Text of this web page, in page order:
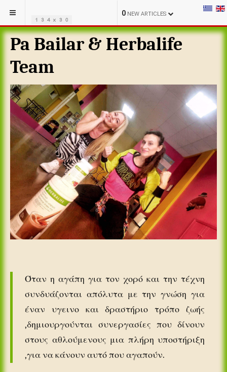
0 NEW ARTICLES
Pa Bailar & Herbalife
Team
Όταν η αγάπη για τον χορό και την τέχνη
συνδυάζονται απόλυτα με την γνώση για
έναν υγεινο και δραστήριο τρόπο ζωής
,δημιουργούνται συνεργασίες που δίνουν
στους αθλούμενους μια πλήρη υποστήριξη
,για να κάνουν αυτό που αγαπούν.